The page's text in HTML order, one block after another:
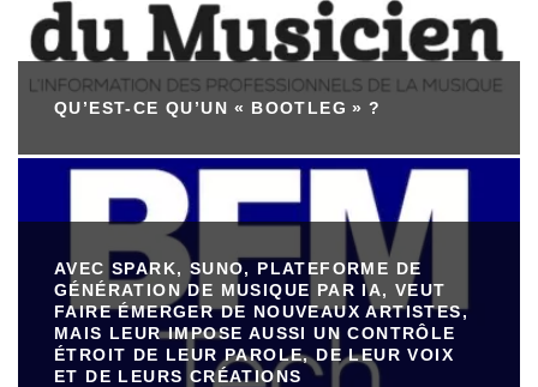
QU’EST-CE QU’UN « BOOTLEG » ?
AVEC SPARK, SUNO, PLATEFORME DE
GÉNÉRATION DE MUSIQUE PAR IA, VEUT
FAIRE ÉMERGER DE NOUVEAUX ARTISTES,
MAIS LEUR IMPOSE AUSSI UN CONTRÔLE
ÉTROIT DE LEUR PAROLE, DE LEUR VOIX
ET DE LEURS CRÉATIONS